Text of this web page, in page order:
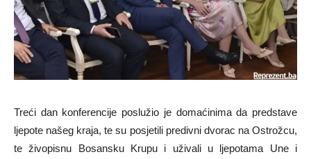
Treći dan konferencije poslužio je domaćinima da predstave
ljepote našeg kraja, te su posjetili predivni dvorac na Ostrožcu,
te živopisnu Bosansku Krupu i uživali u ljepotama Une i